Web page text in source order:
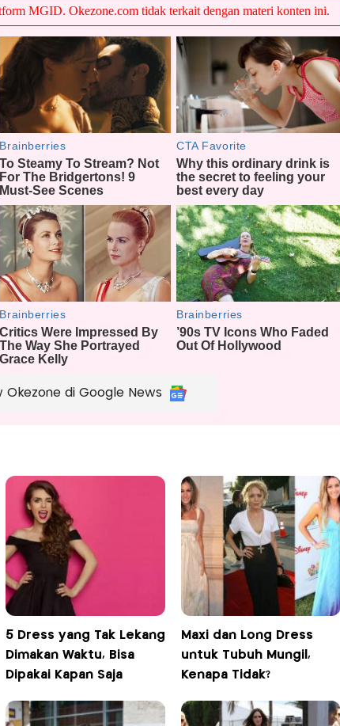
Okezone di Google News
5 Dress yang Tak Lekang
Dimakan Waktu, Bisa
Dipakai Kapan Saja
Maxi dan Long Dress
untuk Tubuh Mungil,
Kenapa Tidak?